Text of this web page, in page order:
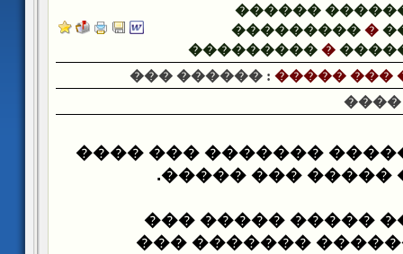
������
����������
����������
��� ������ : ����� ���
����
����� ���
����
���� ���� ���
.
����
����� ���
�������